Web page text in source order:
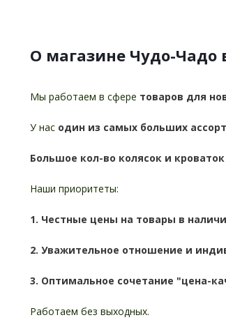
О магазине Чудо-Чадо
Мы работаем в сфере товаров для
У нас один из самых больших
Большое кол-во колясок и
Наши приоритеты:
1. Честные цены на товары в
2. Уважительное отношение и
3. Оптимальное сочетание "цена-
Работаем без выходных.